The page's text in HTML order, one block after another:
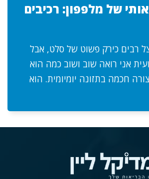
של מלפפון: רכיבים
רבים כירק פשוט של סלט, אבל
אני רואה שוב ושוב כמה הוא
חכמה בתזונה יומיומית. הוא